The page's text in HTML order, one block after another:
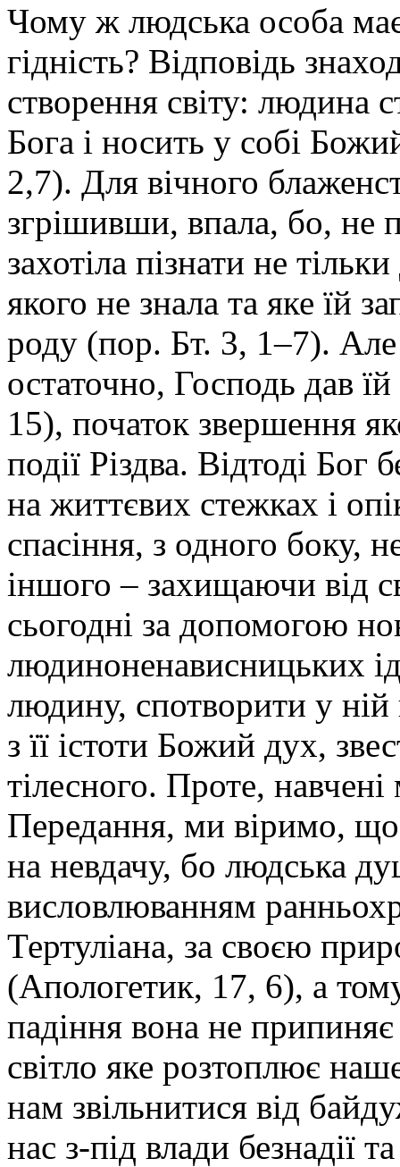
Чому ж людська особа має
гідність? Відповідь
створення світу: людина
Бога і носить у собі
2,7). Для вічного
згрішивши, впала, бо, не
захотіла пізнати не
якого не знала та яке їй
роду (пор. Бт. 3, 1–7).
остаточно, Господь дав
15), початок звершення
події Різдва. Відтоді
на життєвих стежках і
спасіння, з одного боку,
іншого – захищаючи від
сьогодні за допомогою
людиноненависницьких
людину, спотворити у
з її істоти Божий дух,
тілесного. Проте,
Передання, ми віримо, що
на невдачу, бо людська
висловлюванням
Тертуліана, за своєю
(Апологетик, 17, 6), а
падіння вона не
світло яке розтоплює
нам звільнитися від
нас з-під влади безнадії